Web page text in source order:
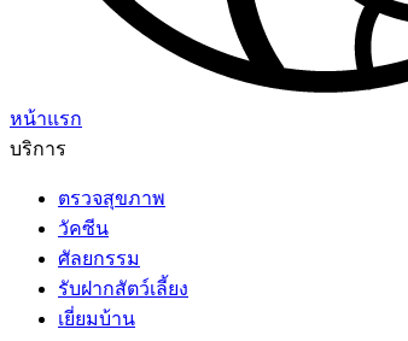
หน้าแรก
บริการ
ตรวจสุขภาพ
วัคซีน
ศัลยกรรม
รับฝากสัตว์เลี้ยง
เยี่ยมบ้าน